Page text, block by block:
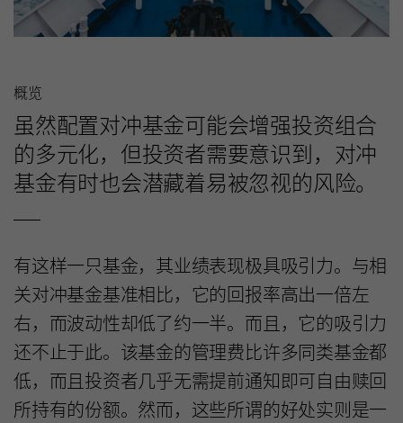
概览
虽然配置对冲基金可能会增强投资组合
的多元化，但投资者需要意识到，对冲
基金有时也会潜藏着易被忽视的风险。
有这样一只基金，其业绩表现极具吸引力。与相
关对冲基金基准相比，它的回报率高出一倍左
右，而波动性却低了约一半。而且，它的吸引力
还不止于此。该基金的管理费比许多同类基金都
低，而且投资者几乎无需提前通知即可自由赎回
所持有的份额。然而，这些所谓的好处实则是一